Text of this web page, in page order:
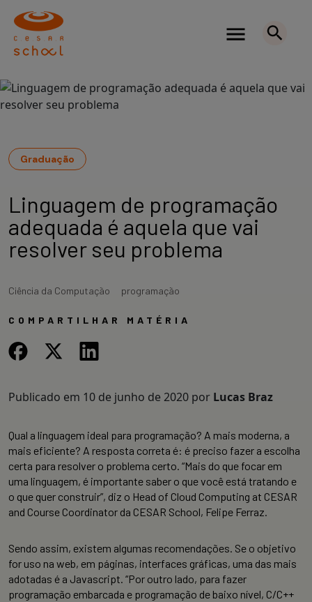
Graduação
Linguagem de programação
adequada é aquela que vai
resolver seu problema
Ciência da Computação programação
COMPARTILHAR MATÉRIA
Publicado em 10 de junho de 2020 por Lucas Braz
Qual a linguagem ideal para programação? A mais moderna, a
mais eficiente? A resposta correta é: é preciso fazer a escolha
certa para resolver o problema certo. “Mais do que focar em
uma linguagem, é importante saber o que você está tratando e
o que quer construir”, diz o Head of Cloud Computing at CESAR
and Course Coordinator da CESAR School, Felipe Ferraz.
Sendo assim, existem algumas recomendações. Se o objetivo
for uso na web, em páginas, interfaces gráficas, uma das mais
adotadas é a Javascript. “Por outro lado, para fazer
programação embarcada e programação de baixo nível, C/C++